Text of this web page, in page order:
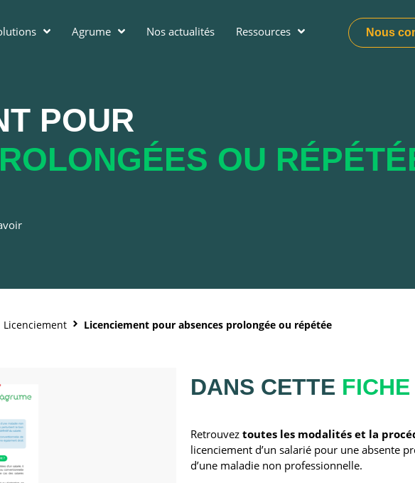
Agrume Nos actualités Ressources Nous
POUR
OU
Licenciement Licenciement pour absences prolongée ou répétée
DANS CETTE
Retrouvez toutes les modalités et la
licenciement d’un salarié pour une absente
d’une maladie non professionnelle.